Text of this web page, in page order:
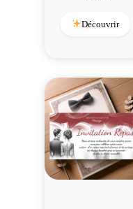
Découvrir